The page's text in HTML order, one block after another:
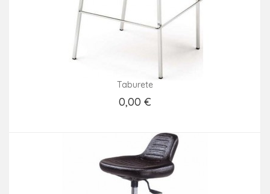
Taburete
0,00 €